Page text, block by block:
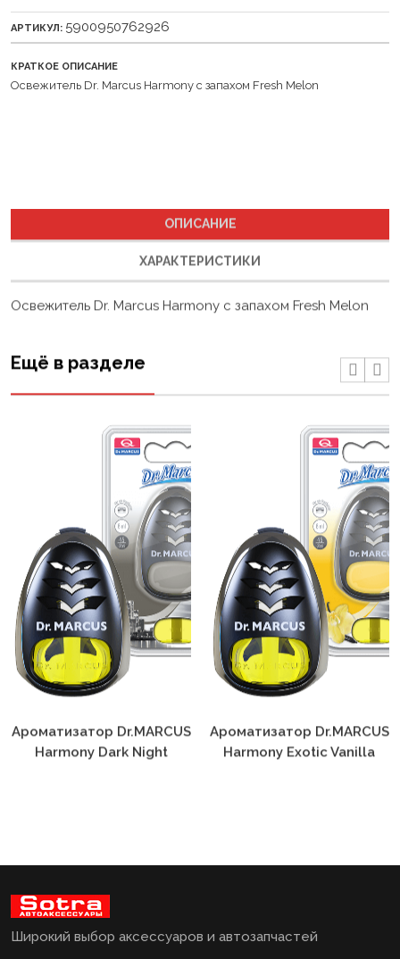
АРТИКУЛ: 5900950762926
КРАТКОЕ ОПИСАНИЕ
Освежитель Dr. Marcus Harmony с запахом Fresh Melon
ХАРАКТЕРИСТИКИ
Освежитель Dr. Marcus Harmony с запахом Fresh Melon
Harmony Dark Night
Harmony Exotic Vanilla
Широкий выбор аксессуаров и автозапчастей